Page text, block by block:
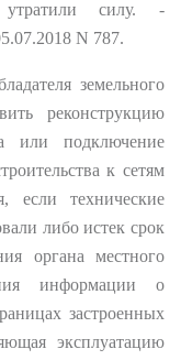
силу. -
N 787.
земельного
реконструкцию
или подключение
к сетям
если технические
либо истек срок
органа местного
информации о
застроенных
эксплуатацию